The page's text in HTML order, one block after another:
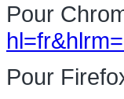
Pour
Pour